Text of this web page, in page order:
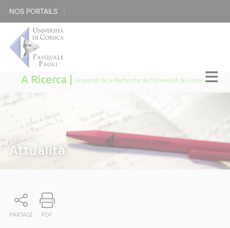
NOS PORTAILS :
A Ricerca | Le portail de la Recherche de l'Université de Corse
A RICERCA
Attualità
PARTAGE PDF